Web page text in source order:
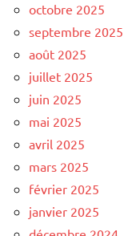
octobre 2025
septembre 2025
août 2025
juillet 2025
juin 2025
mai 2025
avril 2025
mars 2025
février 2025
janvier 2025